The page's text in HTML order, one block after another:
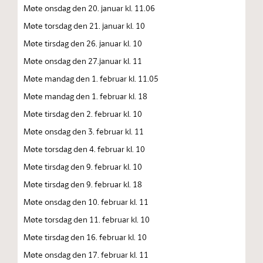
Møte onsdag den 20. januar kl. 11.06
Møte torsdag den 21. januar kl. 10
Møte tirsdag den 26. januar kl. 10
Møte onsdag den 27.januar kl. 11
Møte mandag den 1. februar kl. 11.05
Møte mandag den 1. februar kl. 18
Møte tirsdag den 2. februar kl. 10
Møte onsdag den 3. februar kl. 11
Møte torsdag den 4. februar kl. 10
Møte tirsdag den 9. februar kl. 10
Møte tirsdag den 9. februar kl. 18
Møte onsdag den 10. februar kl. 11
Møte torsdag den 11. februar kl. 10
Møte tirsdag den 16. februar kl. 10
Møte onsdag den 17. februar kl. 11